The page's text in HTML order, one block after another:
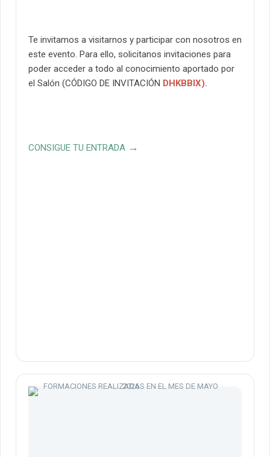
Te invitamos a visitarnos y participar con nosotros en
este evento. Para ello, solicitanos invitaciones para
poder acceder a todo al conocimiento aportado por
el Salón (CÓDIGO DE INVITACIÓN DHKBBIX).
CONSIGUE TU ENTRADA →